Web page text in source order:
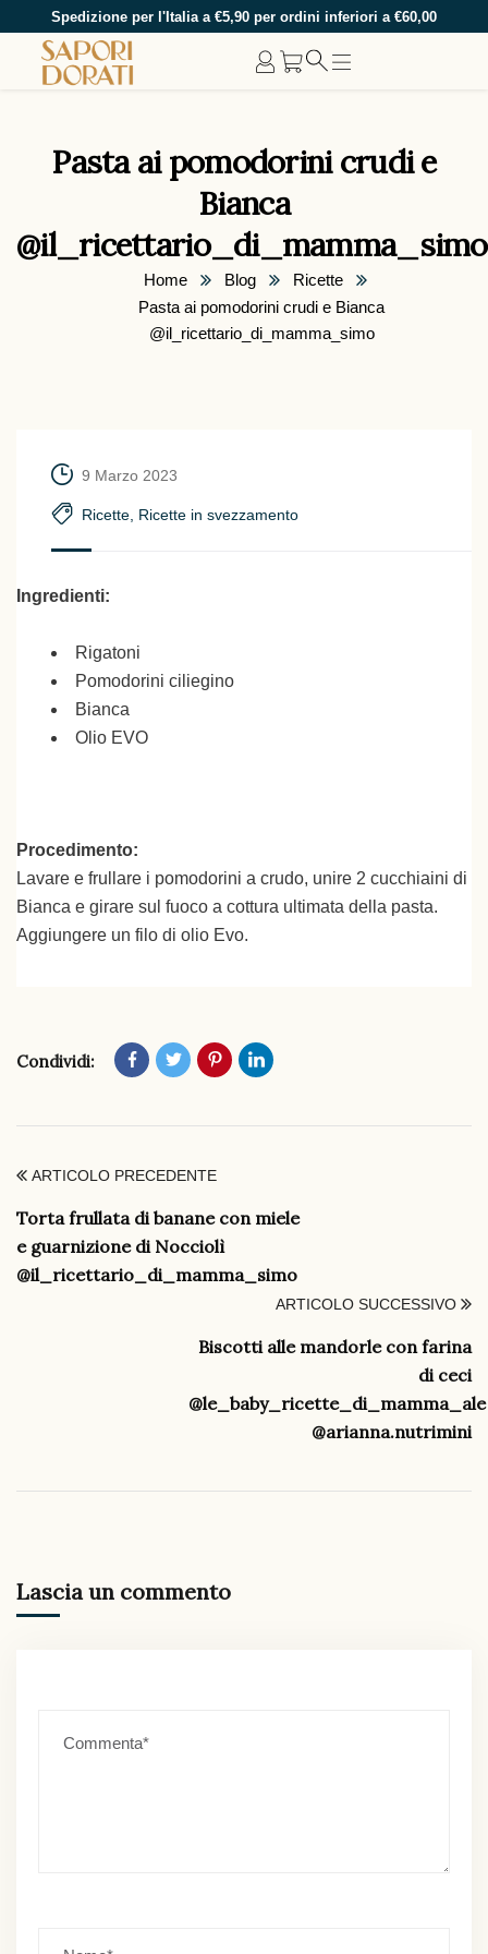
Spedizione per l'Italia a €5,90 per ordini inferiori a €60,00
Pasta ai pomodorini crudi e
Bianca
@il_ricettario_di_mamma_simo
Home Blog
Ricette
Pasta ai pomodorini crudi e Bianca
@il_ricettario_di_mamma_simo
9 Marzo 2023
Ricette Ricette in svezzamento
Ingredienti:
Rigatoni
Pomodorini ciliegino
Bianca
Olio EVO
Procedimento:
Lavare e frullare i pomodorini a crudo, unire 2 cucchiaini di
Bianca e girare sul fuoco a cottura ultimata della pasta.
Aggiungere un filo di olio Evo.
Condividi:
ARTICOLO PRECEDENTE
Torta frullata di banane con miele
e guarnizione di Nocciolì
@il_ricettario_di_mamma_simo
ARTICOLO SUCCESSIVO
Biscotti alle mandorle con farina
di ceci
@le_baby_ricette_di_mamma_ale
@arianna.nutrimini
Lascia un commento